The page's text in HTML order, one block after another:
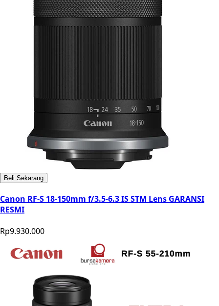
Beli Sekarang
Canon RF-S 18-150mm f/3.5-6.3 IS STM Lens GARANSI
RESMI
Rp9.930.000